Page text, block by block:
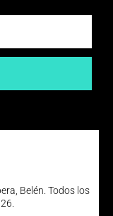
Belén. Todos los